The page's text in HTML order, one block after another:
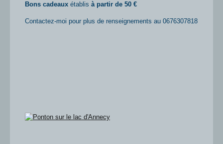
Bons cadeaux établis à partir de 50 €
Contactez-moi pour plus de renseignements au 0676307818